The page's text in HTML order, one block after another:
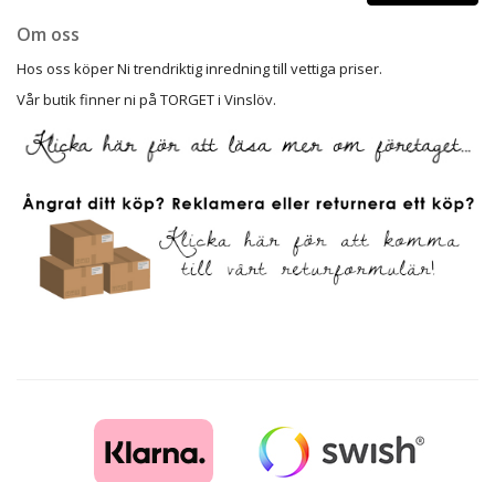
Om oss
Hos oss köper Ni trendriktig inredning till vettiga priser.
Vår butik finner ni på TORGET i Vinslöv.